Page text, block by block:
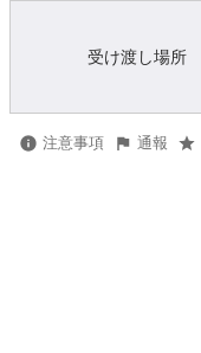
受け渡し場所
注意事項 通報